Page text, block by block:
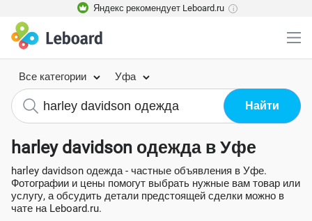
Яндекс рекомендует Leboard.ru i
Все категории Уфа
harley davidson одежда в Уфе
harley davidson одежда - частные объявления в Уфе.
Фотографии и цены помогут выбрать нужные вам товар или
услугу, а обсудить детали предстоящей сделки можно в
чате на Leboard.ru.